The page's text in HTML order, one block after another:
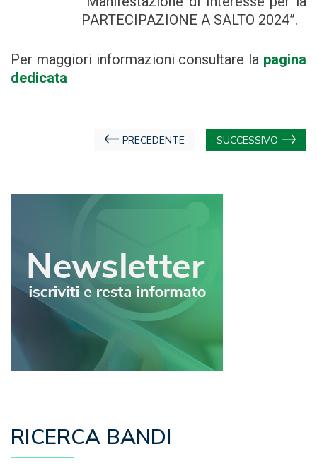
PARTECIPAZIONE A SALTO 2024”.
Per maggiori informazioni consultare la pagina
dedicata
Navigazione
PRECEDENTE SUCCESSIVO
RICERCA BANDI